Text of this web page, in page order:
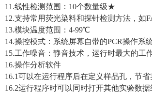
11.线性检测范围：10个数量级★
12.支持常用荧光染料和探针检测方法，如
13.模块温度范围：4-99℃
14.操控模式：系统屏幕自带的PCR操作系
15.工作噪音：静音技术，运行时最大的工
16.操作分析软件
16.1可以在运行程序后在定义样品孔，节省
16.2运行程序时可以同时打开其他实验数